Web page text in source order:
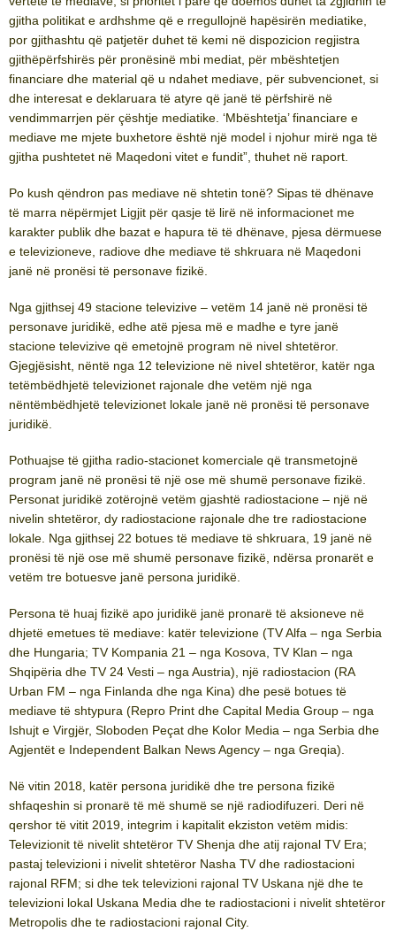
gjitha politikat e ardhshme që e rregullojnë hapësirën mediatike,
por gjithashtu që patjetër duhet të kemi në dispozicion regjistra
gjithëpërfshirës për pronësinë mbi mediat, për mbështetjen
financiare dhe material që u ndahet mediave, për subvencionet, si
dhe interesat e deklaruara të atyre që janë të përfshirë në
vendimmarrjen për çështje mediatike. ‘Mbështetja’ financiare e
mediave me mjete buxhetore është një model i njohur mirë nga të
gjitha pushtetet në Maqedoni vitet e fundit”, thuhet në raport.
Po kush qëndron pas mediave në shtetin tonë? Sipas të dhënave
të marra nëpërmjet Ligjit për qasje të lirë në informacionet me
karakter publik dhe bazat e hapura të të dhënave, pjesa dërmuese
e televizioneve, radiove dhe mediave të shkruara në Maqedoni
janë në pronësi të personave fizikë.
Nga gjithsej 49 stacione televizive – vetëm 14 janë në pronësi të
personave juridikë, edhe atë pjesa më e madhe e tyre janë
stacione televizive që emetojnë program në nivel shtetëror.
Gjegjësisht, nëntë nga 12 televizione në nivel shtetëror, katër nga
tetëmbëdhjetë televizionet rajonale dhe vetëm një nga
nëntëmbëdhjetë televizionet lokale janë në pronësi të personave
juridikë.
Pothuajse të gjitha radio-stacionet komerciale që transmetojnë
program janë në pronësi të një ose më shumë personave fizikë.
Personat juridikë zotërojnë vetëm gjashtë radiostacione – një në
nivelin shtetëror, dy radiostacione rajonale dhe tre radiostacione
lokale. Nga gjithsej 22 botues të mediave të shkruara, 19 janë në
pronësi të një ose më shumë personave fizikë, ndërsa pronarët e
vetëm tre botuesve janë persona juridikë.
Persona të huaj fizikë apo juridikë janë pronarë të aksioneve në
dhjetë emetues të mediave: katër televizione (TV Alfa – nga Serbia
dhe Hungaria; TV Kompania 21 – nga Kosova, TV Klan – nga
Shqipëria dhe TV 24 Vesti – nga Austria), një radiostacion (RA
Urban FM – nga Finlanda dhe nga Kina) dhe pesë botues të
mediave të shtypura (Repro Print dhe Capital Media Group – nga
Ishujt e Virgjër, Sloboden Peçat dhe Kolor Media – nga Serbia dhe
Agjentët e Independent Balkan News Agency – nga Greqia).
Në vitin 2018, katër persona juridikë dhe tre persona fizikë
shfaqeshin si pronarë të më shumë se një radiodifuzeri. Deri në
qershor të vitit 2019, integrim i kapitalit ekziston vetëm midis:
Televizionit të nivelit shtetëror TV Shenja dhe atij rajonal TV Era;
pastaj televizioni i nivelit shtetëror Nasha TV dhe radiostacioni
rajonal RFM; si dhe tek televizioni rajonal TV Uskana një dhe te
televizioni lokal Uskana Media dhe te radiostacioni i nivelit shtetëror
Metropolis dhe te radiostacioni rajonal City.